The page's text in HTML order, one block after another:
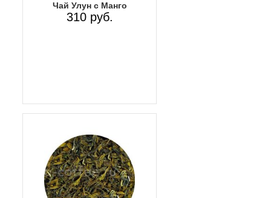
Чай Улун с Манго
310 руб.